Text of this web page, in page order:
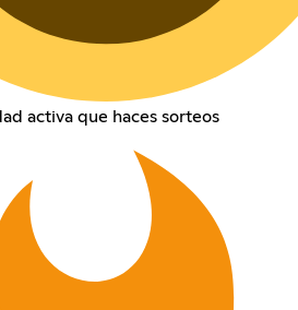
activa que haces sorteos